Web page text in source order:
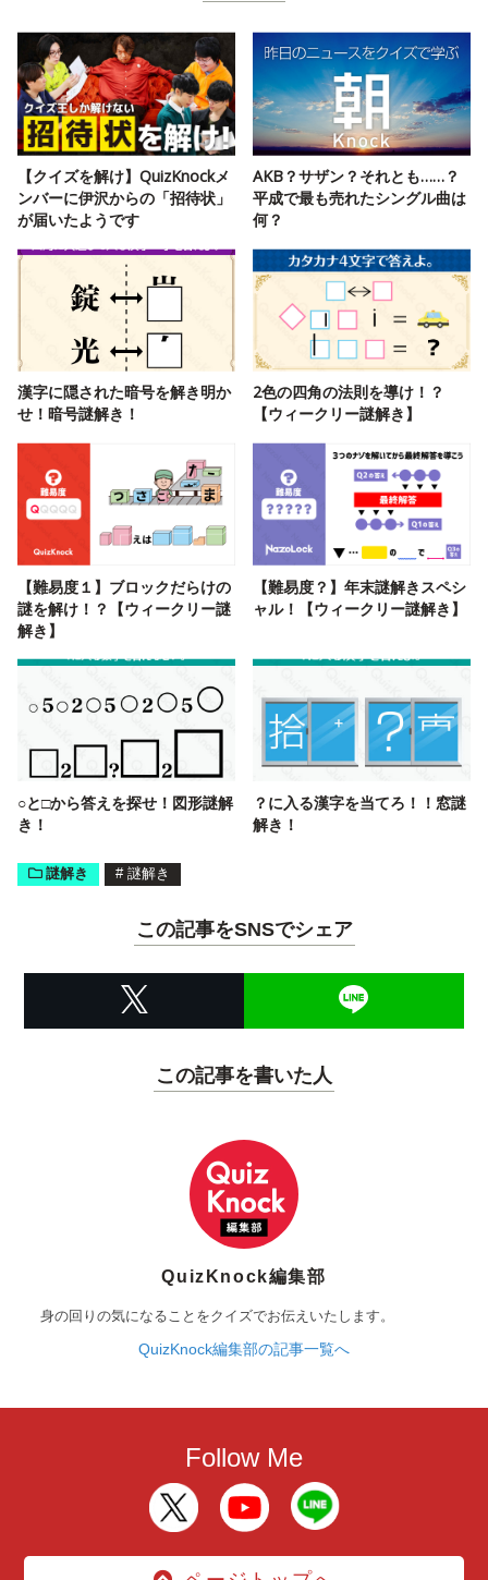
【クイズを解け】QuizKnockメ
ンバーに伊沢からの「招待状」
が届いたようです
AKB？サザン？それとも……？
平成で最も売れたシングル曲は
何？
漢字に隠された暗号を解き明か
せ！暗号謎解き！
2色の四角の法則を導け！？
【ウィークリー謎解き】
【難易度１】ブロックだらけの
謎を解け！？【ウィークリー謎
解き】
【難易度？】年末謎解きスペシ
ャル！【ウィークリー謎解き】
○と□から答えを探せ！図形謎解
き！
？に入る漢字を当てろ！！窓謎
解き！
謎解き # 謎解き
この記事をSNSでシェア
この記事を書いた人
QuizKnock編集部
身の回りの気になることをクイズでお伝えいたします。
QuizKnock編集部の記事一覧へ
Follow Me